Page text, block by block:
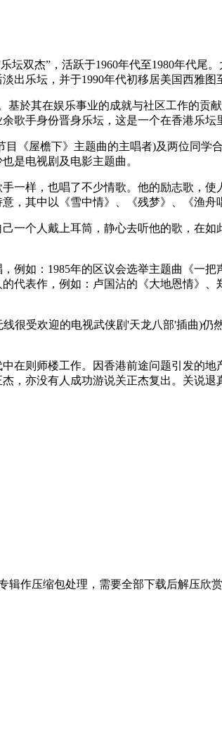
坛双杰”，活跃于1960年代至1980年代尾
出乐坛，并于1990年代初移居美国西雅图
於其在娱乐事业的成就与社区工作的贡
歌手身份晋身乐坛，这是一个在香港乐坛
《屋檐下》主题曲的主唱者)及两位同学
是电视剧及电影主题曲。
一样，也唱了不少情歌。他的励志歌，
，其中以《雪中情》、《残梦》、《渔舟
一个人戴上耳筒，静心去听他的歌，在
如：1985年的区议会选举主题曲《一把
代表作，例如：卢国沾的《大地恩情》
很受欢迎的电视武侠剧'天龙八部'插曲)仍
在则师楼工作。因香港前途问题引发的
亦没有人成功游说关正杰复出。关说退
辑作压缩包处理，需要全部下载后解压欣赏